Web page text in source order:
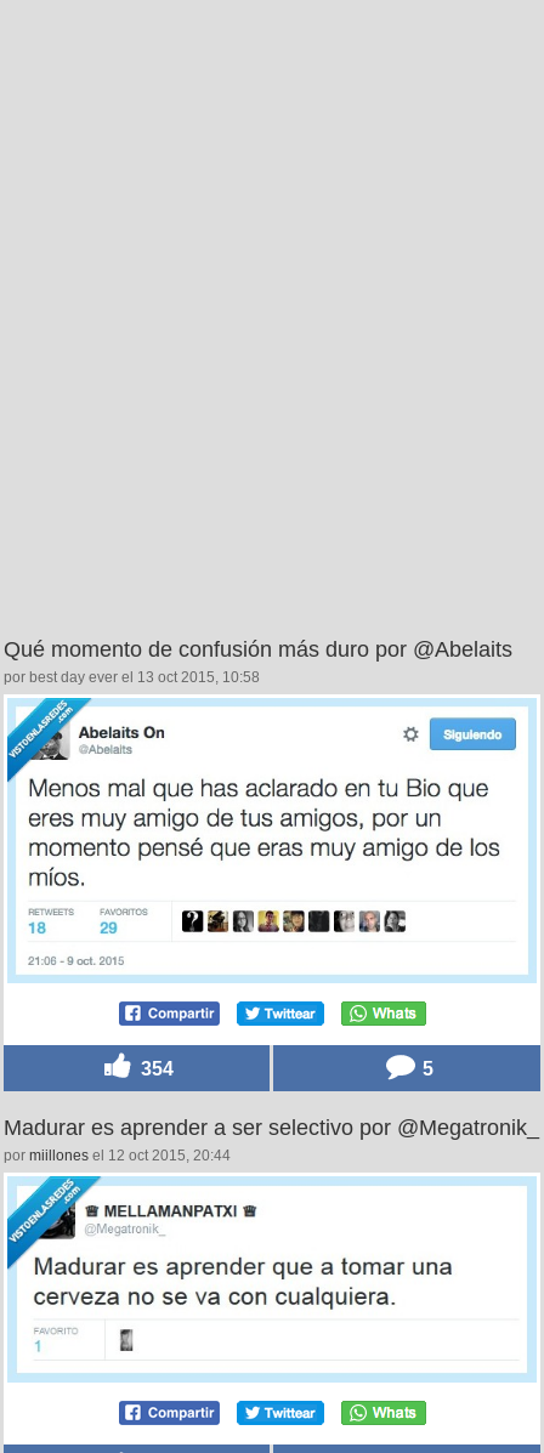
Qué momento de confusión más duro por @Abelaits
por best day ever el 13 oct 2015, 10:58
354 5
Madurar es aprender a ser selectivo por @Megatronik_
por miillones el 12 oct 2015, 20:44